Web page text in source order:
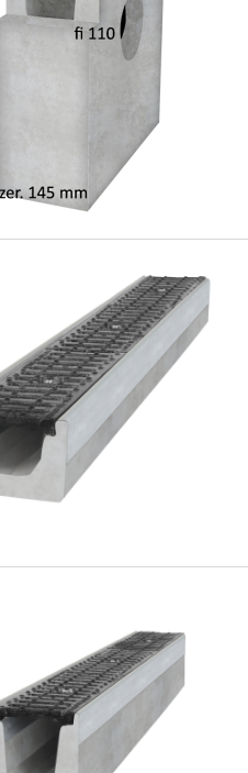
- stalowa